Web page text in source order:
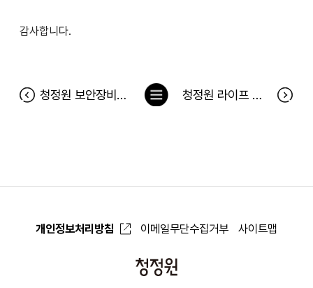
감사합니다.
청정원 보안장비 교체작업으로 인한 서비스 일시 중지 안내 (1월 9일) 청정원 라이프 푸드 에디터 모집
목
개인정보처리방침 이메일무단수집거부 사이트맵
청